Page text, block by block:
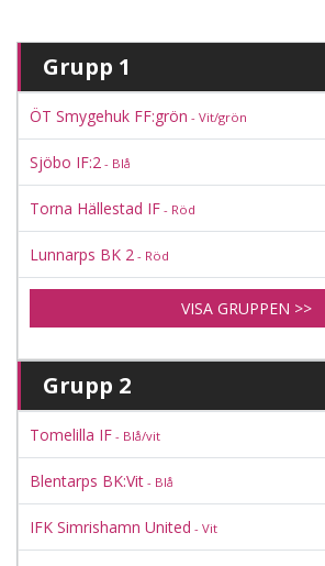
Grupp 1
ÖT Smygehuk FF:grön - Vit/grön
Sjöbo IF:2 - Blå
Torna Hällestad IF - Röd
Lunnarps BK 2 - Röd
VISA GRUPPEN >>
Grupp 2
Tomelilla IF - Blå/vit
Blentarps BK:Vit - Blå
IFK Simrishamn United - Vit